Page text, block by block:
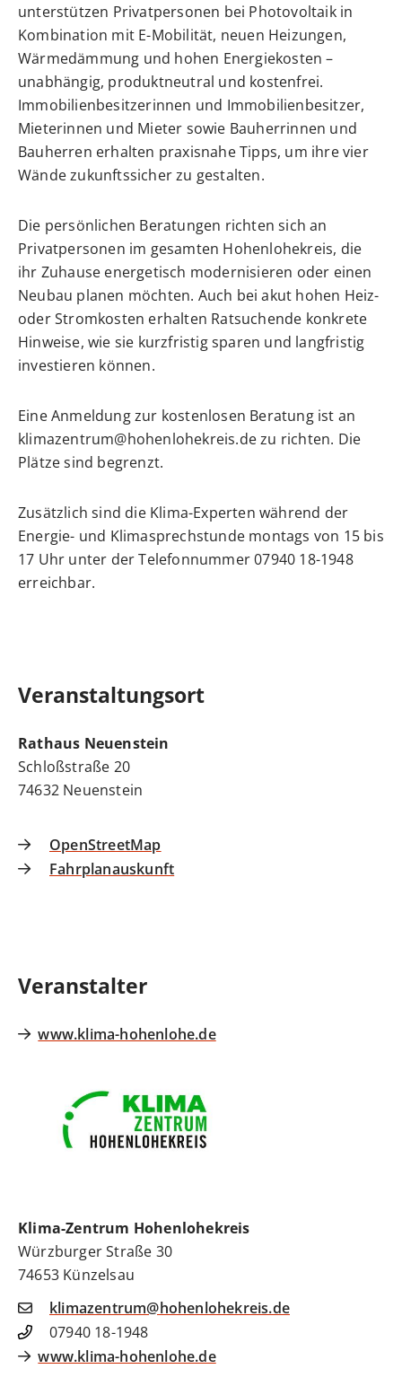
unterstützen Privatpersonen bei Photovoltaik in
Kombination mit E-Mobilität, neuen Heizungen,
Wärmedämmung und hohen Energiekosten –
unabhängig, produktneutral und kostenfrei.
Immobilienbesitzerinnen und Immobilienbesitzer,
Mieterinnen und Mieter sowie Bauherrinnen und
Bauherren erhalten praxisnahe Tipps, um ihre vier
Wände zukunftssicher zu gestalten.
Die persönlichen Beratungen richten sich an
Privatpersonen im gesamten Hohenlohekreis, die
ihr Zuhause energetisch modernisieren oder einen
Neubau planen möchten. Auch bei akut hohen Heiz-
oder Stromkosten erhalten Ratsuchende konkrete
Hinweise, wie sie kurzfristig sparen und langfristig
investieren können.
Eine Anmeldung zur kostenlosen Beratung ist an
klimazentrum@hohenlohekreis.dezu richten. Die
Plätze sind begrenzt.
Zusätzlich sind die Klima-Experten während der
Energie- und Klimasprechstunde montags von 15 bis
17 Uhr unter der Telefonnummer 07940 18-1948
erreichbar.
Veranstaltungsort
Rathaus Neuenstein
Schloßstraße 20
74632 Neuenstein
OpenStreetMap
Fahrplanauskunft
Veranstalter
Klima-Zentrum Hohenlohekreis
Würzburger Straße 30
74653 Künzelsau
www.klima-hohenlohe.de
klimazentrum@hohenlohekreis.de
07940 18-1948
www.klima-hohenlohe.de